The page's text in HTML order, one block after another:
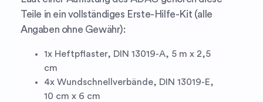
Teile in ein vollständiges Erste-Hilfe-Kit (alle
Angaben ohne Gewähr):
1x Heftpflaster, DIN 13019-A, 5 m x 2,5
cm
4x Wundschnellverbände, DIN 13019-E,
10 cm x 6 cm